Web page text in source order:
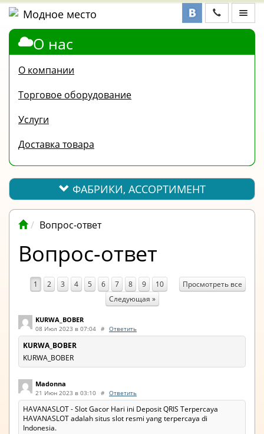
ФАБРИКИ,
ОТВЕТ
ПОЛЕЗНАЯ
ИНФОРМАЦИЯ
ВАКАНСИИ
ОПЛАТА
О нас
О компании
Торговое оборудование
Услуги
Доставка товара
ФАБРИКИ, АССОРТИМЕНТ
Вопрос-ответ
Вопрос-ответ
Просмотреть все
1 2 3 4 5 6 7 8 9
10
Следующая »
KURWA_BOBER
08 Июл 2023 в 07:04 # Ответить
KURWA_BOBER
KURWA_BOBER
Madonna
21 Июн 2023 в 03:10 # Ответить
HAVANASLOT - Slot Gacor Hari ini Deposit QRIS Terpercaya
HAVANASLOT adalah situs slot resmi yang terpercaya di
Indonesia.